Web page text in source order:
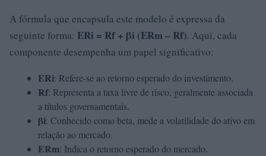
A fórmula que encapsula este modelo é expressa da
seguinte forma: ERi = Rf + βi (ERm – Rf). Aqui, cada
componente desempenha um papel significativo:
ERi: Refere-se ao retorno esperado do investimento.
Rf: Representa a taxa livre de risco, geralmente associada
a títulos governamentais.
βi: Conhecido como beta, mede a volatilidade do ativo em
relação ao mercado.
ERm: Indica o retorno esperado do mercado.